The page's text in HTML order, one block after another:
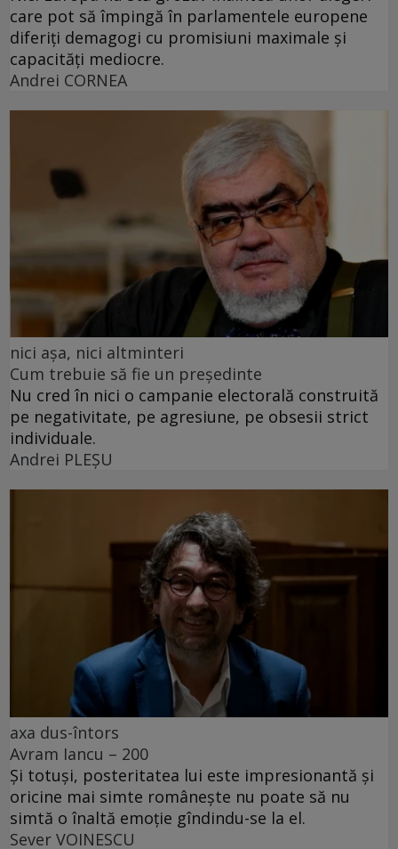
care pot să împingă în parlamentele europene
diferiți demagogi cu promisiuni maximale și
capacități mediocre.
Andrei CORNEA
nici așa, nici altminteri
Cum trebuie să fie un președinte
Nu cred în nici o campanie electorală construită
pe negativitate, pe agresiune, pe obsesii strict
individuale.
Andrei PLEŞU
axa dus-întors
Avram Iancu – 200
Și totuși, posteritatea lui este impresionantă și
oricine mai simte românește nu poate să nu
simtă o înaltă emoție gîndindu-se la el.
Sever VOINESCU